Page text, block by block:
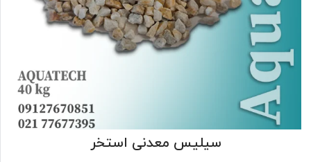
سیلیس معدنی استخر